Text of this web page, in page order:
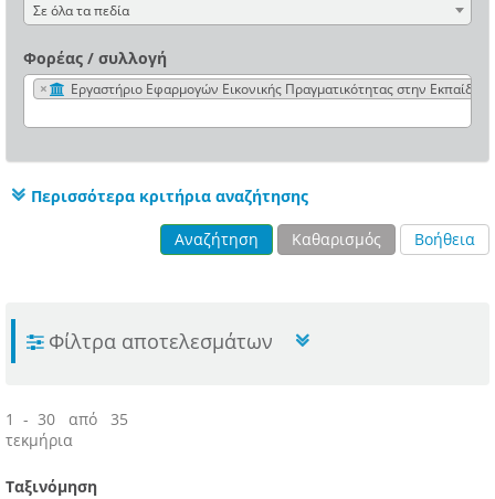
Σε όλα τα πεδία
Φορέας / συλλογή
× Εργαστήριο Εφαρμογών Εικονικής Πραγματικότητας στην
Περισσότερα κριτήρια αναζήτησης
Αναζήτηση Καθαρισμός Βοήθεια
Φίλτρα αποτελεσμάτων
1 - 30 από 35
τεκμήρια
Ταξινόμηση